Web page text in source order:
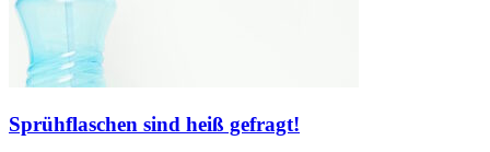
Sprühflaschen sind heiß gefragt!